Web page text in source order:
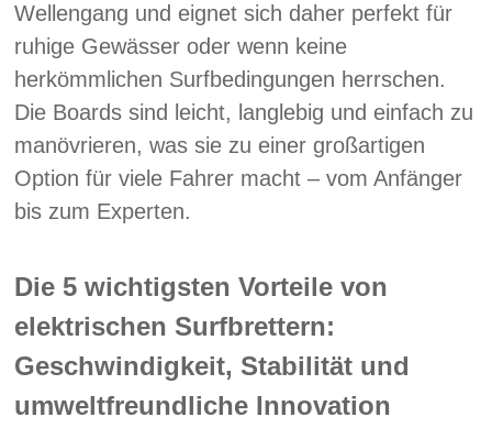
Wellengang und eignet sich daher perfekt für
ruhige Gewässer oder wenn keine
herkömmlichen Surfbedingungen herrschen.
Die Boards sind leicht, langlebig und einfach zu
manövrieren, was sie zu einer großartigen
Option für viele Fahrer macht – vom Anfänger
bis zum Experten.
Die 5 wichtigsten Vorteile von
elektrischen Surfbrettern:
Geschwindigkeit, Stabilität und
umweltfreundliche Innovation